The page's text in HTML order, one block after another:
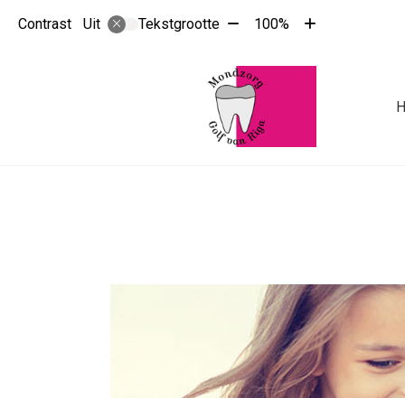
Contrast Uit Tekstgrootte Tekst
10%
100%
Tekst